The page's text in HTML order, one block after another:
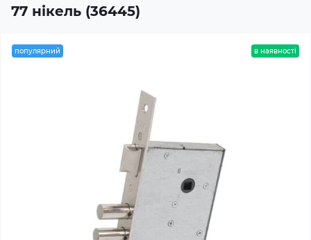
77 нікель (36445)
популярний в наявності